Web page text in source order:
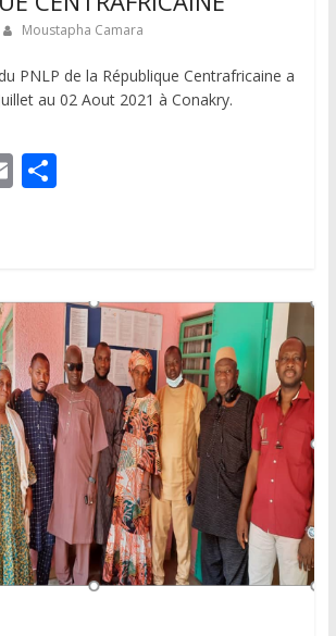
Moustapha Camara
PNLP de la République Centrafricaine a
au 02 Aout 2021 à Conakry.
E P
er